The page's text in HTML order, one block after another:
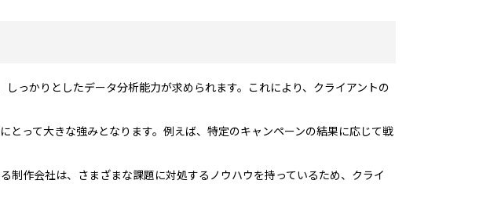
っかりとしたデータ分析能力が求められます。これにより、クライアントの
って大きな強みとなります。例えば、特定のキャンペーンの結果に応じて戦
作会社は、さまざまな課題に対処するノウハウを持っているため、クライ